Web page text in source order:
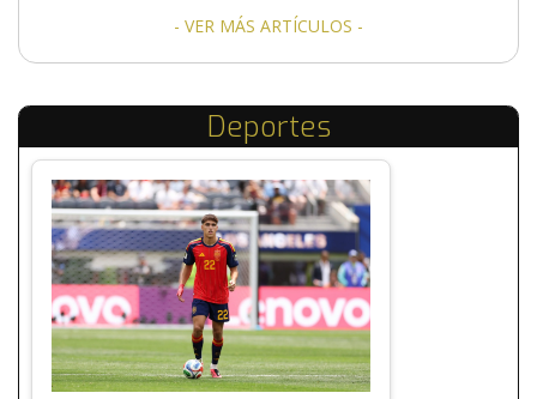
- VER MÁS ARTÍCULOS -
Deportes